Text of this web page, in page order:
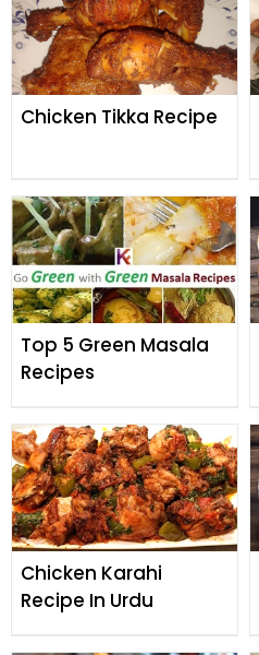
Chicken Tikka Recipe
Top 5 Green Masala
Recipes
Chicken Karahi
Recipe In Urdu